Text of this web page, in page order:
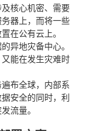
核心机密、需要
器上，而将一些
在公有云上。
异地灾备中心。
能在发生灾难时
布全球，内部系
安全的同时，利
流量。